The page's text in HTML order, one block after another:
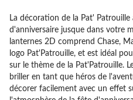
La décoration de la Pat'
d'anniversaire jusque dans votre
lanternes 2D comprend Chase,
logo Pat'Patrouille, et est idéal
sur le thème de la Pat'Patrouille.
briller en tant que héros de
décorer facilement avec un effet